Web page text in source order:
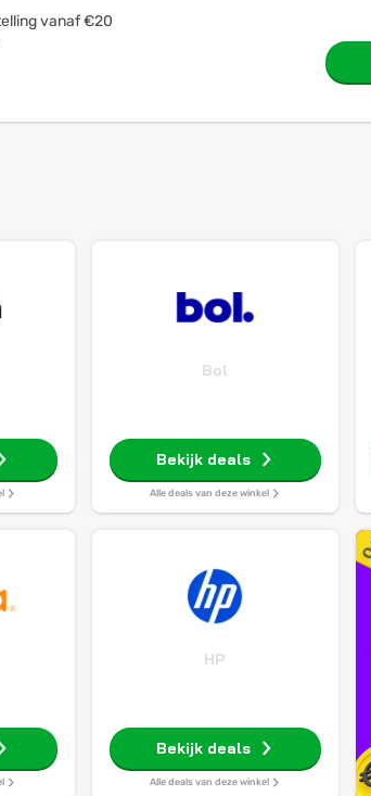
vanaf €20
Bol
Bekijk deals
Alle deals van deze winkel
HP
Bekijk deals
Alle deals van deze winkel